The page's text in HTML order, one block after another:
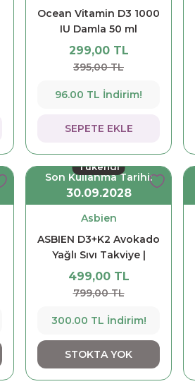
Ocean Vitamin D3 1000
IU Damla 50 ml
299,00 TL
395,00 TL
96.00 TL İndirim!
SEPETE EKLE
Tükendi
Son Kullanma Tarihi:
30.09.2028
Asbien
ASBIEN D3+K2 Avokado
Yağlı Sıvı Takviye |
Yüksek Emilimli
Vitamin D3 ve K2
İçeren Oral Sprey /
Damla
499,00 TL
799,00 TL
300.00 TL İndirim!
STOKTA YOK